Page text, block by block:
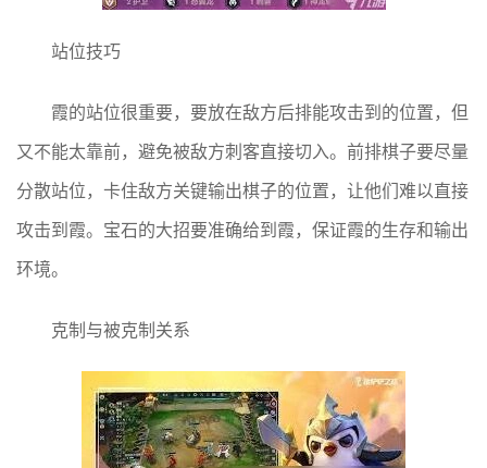
站位技巧
霞的站位很重要，要放在敌方后排能攻击到的位置，但
又不能太靠前，避免被敌方刺客直接切入。前排棋子要尽量
分散站位，卡住敌方关键输出棋子的位置，让他们难以直接
攻击到霞。宝石的大招要准确给到霞，保证霞的生存和输出
环境。
克制与被克制关系